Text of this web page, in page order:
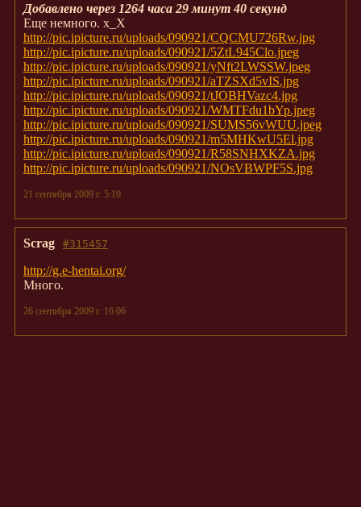
Добавлено через 1264 часа 29 минут 40 секунд
Еще немного. х_Х
http://pic.ipicture.ru/uploads/090921/CQCMU726Rw.jpg
http://pic.ipicture.ru/uploads/090921/5ZtL945Clo.jpeg
http://pic.ipicture.ru/uploads/090921/yNft2LWSSW.jpeg
http://pic.ipicture.ru/uploads/090921/aTZSXd5vIS.jpg
http://pic.ipicture.ru/uploads/090921/tJOBHVazc4.jpg
http://pic.ipicture.ru/uploads/090921/WMTFdu1bYp.jpeg
http://pic.ipicture.ru/uploads/090921/SUMS56vWUU.jpeg
http://pic.ipicture.ru/uploads/090921/m5MHKwU5El.jpg
http://pic.ipicture.ru/uploads/090921/R58SNHXKZA.jpg
http://pic.ipicture.ru/uploads/090921/NOsVBWPF5S.jpg
21 сентября 2009 г. 5:10
#315457
Scrag
http://g.e-hentai.org/
Много.
26 сентября 2009 г. 16:06